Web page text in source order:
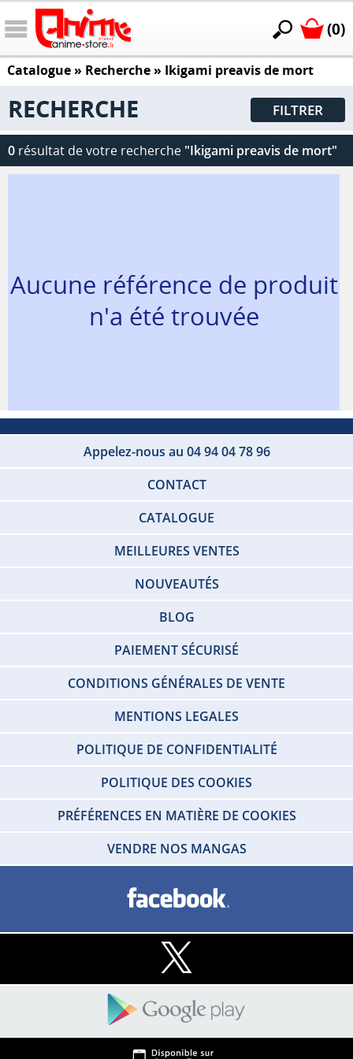
(0)
Catalogue» Recherche » Ikigami preavis de mort
RECHERCHE FILTRER
0 résultat de votre recherche "Ikigami preavis de mort"
Aucune référence de produit
n'a été trouvée
Appelez-nous au 04 94 04 78 96
CONTACT
CATALOGUE
MEILLEURES VENTES
NOUVEAUTÉS
BLOG
PAIEMENT SÉCURISÉ
CONDITIONS GÉNÉRALES DE VENTE
MENTIONS LEGALES
POLITIQUE DE CONFIDENTIALITÉ
POLITIQUE DES COOKIES
PRÉFÉRENCES EN MATIÈRE DE COOKIES
VENDRE NOS MANGAS